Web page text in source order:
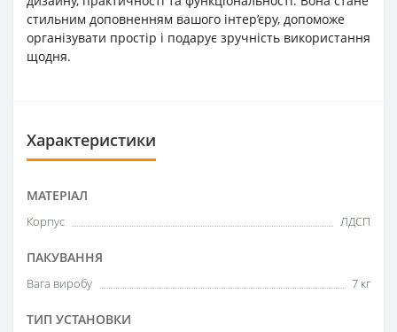
стильним доповненням вашого інтер’єру, допоможе
організувати простір і подарує зручність використання
щодня.
Характеристики
МАТЕРІАЛ
Корпус ЛДСП
ПАКУВАННЯ
Вага виробу 7 кг
ТИП УСТАНОВКИ